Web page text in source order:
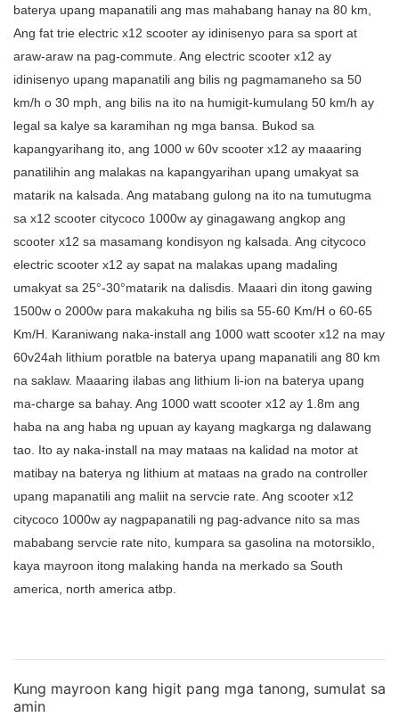
baterya upang mapanatili ang mas mahabang hanay na 80 km,
Ang fat trie electric x12 scooter ay idinisenyo para sa sport at
araw-araw na pag-commute. Ang electric scooter x12 ay
idinisenyo upang mapanatili ang bilis ng pagmamaneho sa 50
km/h o 30 mph, ang bilis na ito na humigit-kumulang 50 km/h ay
legal sa kalye sa karamihan ng mga bansa. Bukod sa
kapangyarihang ito, ang 1000 w 60v scooter x12 ay maaaring
panatilihin ang malakas na kapangyarihan upang umakyat sa
matarik na kalsada. Ang matabang gulong na ito na tumutugma
sa x12 scooter citycoco 1000w ay ginagawang angkop ang
scooter x12 sa masamang kondisyon ng kalsada. Ang citycoco
electric scooter x12 ay sapat na malakas upang madaling
umakyat sa 25°-30°matarik na dalisdis. Maaari din itong gawing
1500w o 2000w para makakuha ng bilis sa 55-60 Km/H o 60-65
Km/H. Karaniwang naka-install ang 1000 watt scooter x12 na may
60v24ah lithium poratble na baterya upang mapanatili ang 80 km
na saklaw. Maaaring ilabas ang lithium li-ion na baterya upang
ma-charge sa bahay. Ang 1000 watt scooter x12 ay 1.8m ang
haba na ang haba ng upuan ay kayang magkarga ng dalawang
tao. Ito ay naka-install na may mataas na kalidad na motor at
matibay na baterya ng lithium at mataas na grado na controller
upang mapanatili ang maliit na servcie rate. Ang scooter x12
citycoco 1000w ay nagpapanatili ng pag-advance nito sa mas
mababang servcie rate nito, kumpara sa gasolina na motorsiklo,
kaya mayroon itong malaking handa na merkado sa South
america, north america atbp.
Kung mayroon kang higit pang mga tanong, sumulat sa
amin